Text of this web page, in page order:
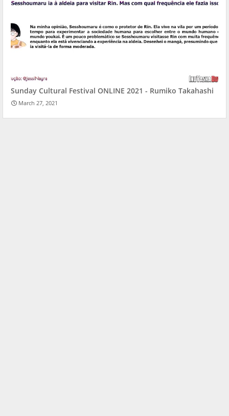
Sunday Cultural Festival ONLINE 2021 - Rumiko Takahashi
March 27, 2021